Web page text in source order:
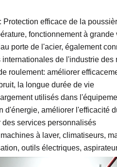
Protection efficace de la
fonctionnement à
porte de l'acier, également
de l'industrie des
roulement: améliorer
la longue durée de vie
utilisés dans
d'énergie, améliorer l'efficacité
services personnalisés
à laver, climatiseurs,
outils électriques,